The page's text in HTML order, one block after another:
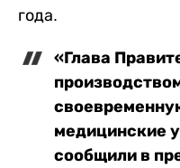
года.
«Глава
медицинские
сообщили в